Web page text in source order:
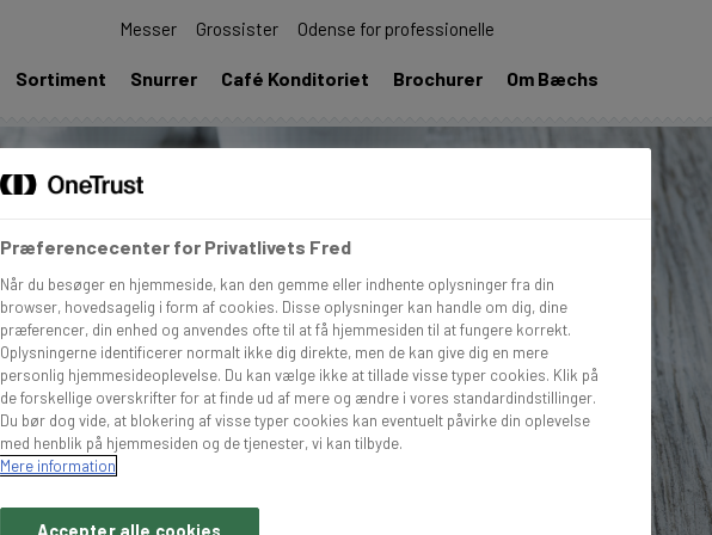
Messer Grossister Odense for professionelle
Sortiment Snurrer Café Konditoriet Brochurer Om Bæchs
Præferencecenter for Privatlivets Fred
Når du besøger en hjemmeside, kan den gemme eller indhente oplysninger fra din
browser, hovedsagelig i form af cookies. Disse oplysninger kan handle om dig, dine
præferencer, din enhed og anvendes ofte til at få hjemmesiden til at fungere korrekt.
Oplysningerne identificerer normalt ikke dig direkte, men de kan give dig en mere
personlig hjemmesideoplevelse. Du kan vælge ikke at tillade visse typer cookies. Klik på
de forskellige overskrifter for at finde ud af mere og ændre i vores standardindstillinger.
Du bør dog vide, at blokering af visse typer cookies kan eventuelt påvirke din oplevelse
med henblik på hjemmesiden og de tjenester, vi kan tilbyde.
Mere information